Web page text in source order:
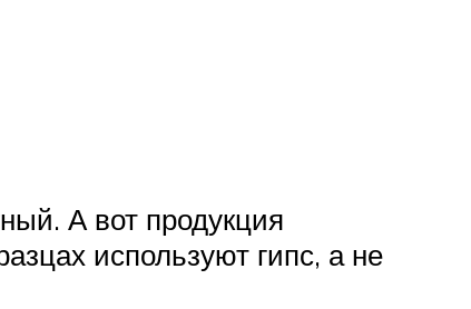
А вот продукция
используют гипс, а не